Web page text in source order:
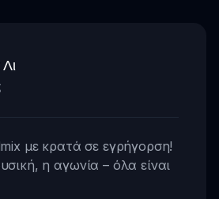
με κρατά σε εγρήγορση!
η αγωνία – όλα είναι